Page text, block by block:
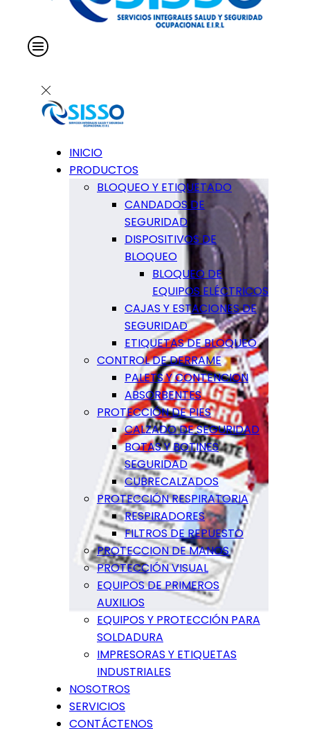
INICIO
PRODUCTOS
BLOQUEO Y ETIQUETADO
CANDADOS DE
SEGURIDAD
DISPOSITIVOS DE
BLOQUEO
BLOQUEO DE
EQUIPOS ELÉCTRICOS
CAJAS Y ESTACIONES DE
SEGURIDAD
ETIQUETAS DE BLOQUEO
CONTROL DE DERRAME
PALETS Y CONTENCION
ABSORBENTES
PROTECCIÓN DE PIES
CALZADO DE SEGURIDAD
BOTAS Y BOTINES
SEGURIDAD
CUBRECALZADOS
PROTECCIÓN RESPIRATORIA
RESPIRADORES
FILTROS DE REPUESTO
PROTECCION DE MANOS
PROTECCIÓN VISUAL
EQUIPOS DE PRIMEROS
AUXILIOS
EQUIPOS Y PROTECCIÓN PARA
SOLDADURA
IMPRESORAS Y ETIQUETAS
INDUSTRIALES
NOSOTROS
SERVICIOS
CONTÁCTENOS